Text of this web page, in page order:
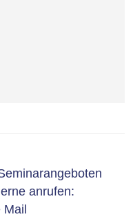
anrufen:
Mail